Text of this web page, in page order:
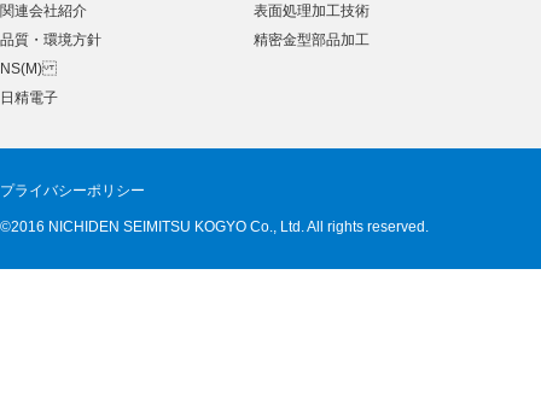
関連会社紹介
品質・環境方針
NS(M)
日精電子
表面処理加工技術
精密金型部品加工
プライバシーポリシー
©2016 NICHIDEN SEIMITSU KOGYO Co., Ltd. All rights reserved.